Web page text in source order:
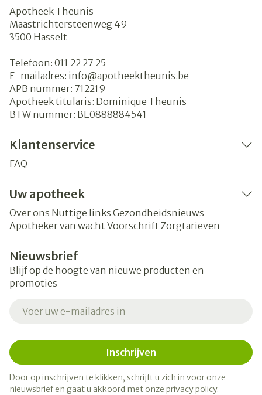
Apotheek Theunis
Maastrichtersteenweg 49
3500 Hasselt
Telefoon: 011 22 27 25
E-mailadres: info@apotheektheunis.be
APB nummer: 712219
Apotheek titularis: Dominique Theunis
BTW nummer: BE0888884541
Klantenservice
FAQ
Uw apotheek
Over ons Nuttige links Gezondheidsnieuws
Apotheker van wacht Voorschrift Zorgtarieven
Nieuwsbrief
Blijf op de hoogte van nieuwe producten en
promoties
Inschrijven
Door op inschrijven te klikken, schrijft u zich in voor onze
nieuwsbrief en gaat u akkoord met onze privacy policy.